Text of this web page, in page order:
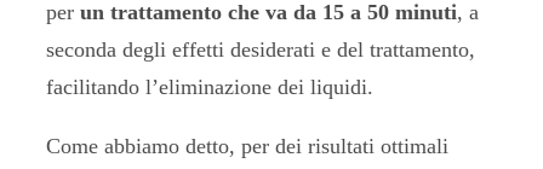
perun trattamento che va da 15 a 50 minuti, a
seconda degli effetti desiderati e del trattamento,
facilitando l’eliminazione dei liquidi.
Come abbiamo detto, per dei risultati ottimali